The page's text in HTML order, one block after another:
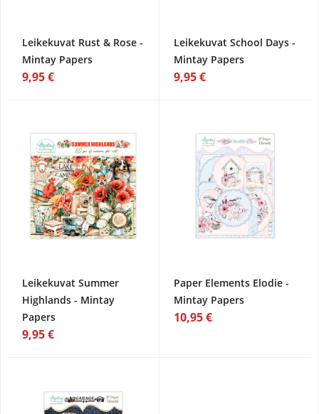
Leikekuvat Rust & Rose -
Mintay Papers
9,95 €
Leikekuvat School Days -
Mintay Papers
9,95 €
Leikekuvat Summer
Highlands - Mintay
Papers
9,95 €
Paper Elements Elodie -
Mintay Papers
10,95 €